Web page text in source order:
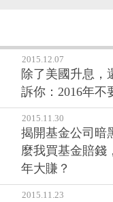
2015.12.07
除了美國升息，
訴你：2016年不
2015.11.30
揭開基金公司暗
麼我買基金賠錢
年大賺？
2015.11.23